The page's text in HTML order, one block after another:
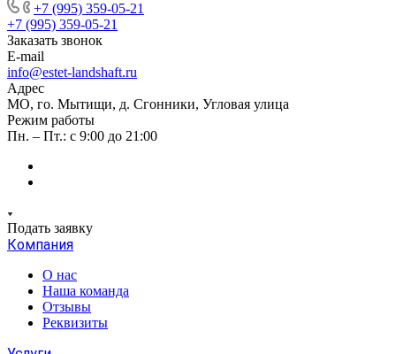
+7 (995) 359-05-21
+7 (995) 359-05-21
Заказать звонок
E-mail
info@estet-landshaft.ru
Адрес
МО, го. Мытищи, д. Сгонники, Угловая улица
Режим работы
Пн. – Пт.: с 9:00 до 21:00
Подать заявку
Компания
О нас
Наша команда
Отзывы
Реквизиты